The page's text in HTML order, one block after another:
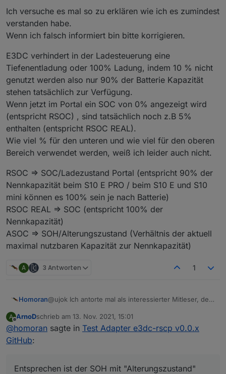
bleiben.
ASOC kann ich auch mit Google nicht finden .
group/power-management/f/power-management-
forum/444857/rsoc-vs-asoc-what-s-the-difference
Aber SOH ist offenbar viel weiter verbreitet als ASOC.
RSOC => SOC/Ladezustand
ASOC => SOH/Alterungszustand
lassen, um konsistent zu einer evtl mal vollständig
verfügbaren offiziellen Tag-Liste zu bleiben.)
Weshalb sprichst du von 3 Bezeichnungen?
was das bedeutet?
Ich versuche es mal so zu erklären wie ich es zumindest
verstanden habe.
Wenn ich falsch informiert bin bitte korrigieren.
E3DC verhindert in der Ladesteuerung eine
Tiefenentladung oder 100% Ladung, indem 10 % nicht
genutzt werden also nur 90% der Batterie Kapazität
stehen tatsächlich zur Verfügung.
Wenn jetzt im Portal ein SOC von 0% angezeigt wird
(entspricht RSOC) , sind tatsächlich noch z.B 5%
enthalten (entspricht RSOC REAL).
Wie viel % für den unteren und wie viel für den oberen
Bereich verwendet werden, weiß ich leider auch nicht.
RSOC => SOC/Ladezustand Portal (entspricht 90% der
Nennkapazität beim S10 E PRO / beim S10 E und S10
mini können es 100% sein je nach Batterie)
RSOC REAL => SOC (entspricht 100% der
Nennkapazität)
ASOC => SOH/Alterungszustand (Verhältnis der aktuell
maximal nutzbaren Kapazität zur Nennkapazität)
A 3 Antworten 1
Homoran@ujok Ich antorte mal als interessierter Mitleser, der
[Klugscheißermodus]
SOC ist für mich der State of Charge also der
bei schlechterer Batterie auf 100 gerechnet) und
State of Health bezeichnet ja eigentlich den
A
Offline
ArnoDschrieb am 13. Nov. 2021, 15:01
zuletzt editiert von
@homoran sagte in Test Adapter e3dc-rscp v0.0.x
GitHub:
Entsprechen ist der SOH mit "Alterungszustand"